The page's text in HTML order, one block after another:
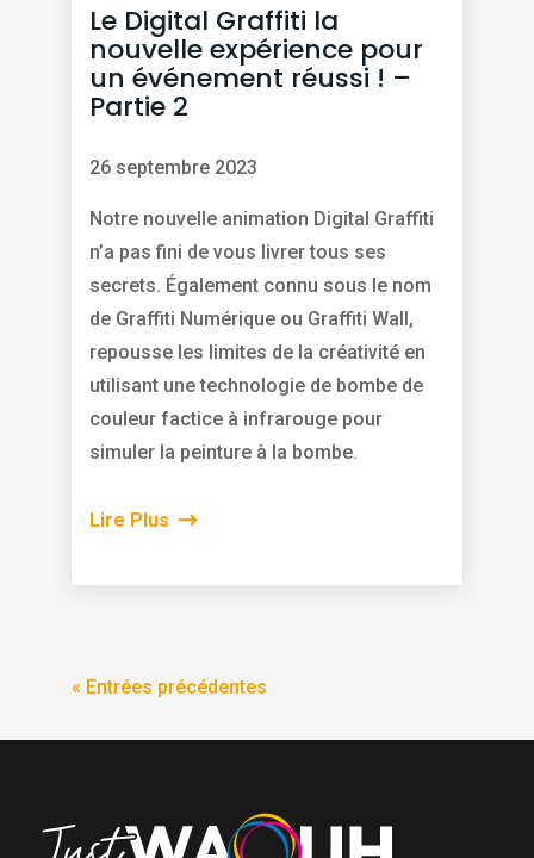
Le Digital Graffiti la
nouvelle expérience pour
un événement réussi ! –
Partie 2
26 septembre 2023
Notre nouvelle animation Digital Graffiti
n’a pas fini de vous livrer tous ses
secrets. Également connu sous le nom
de Graffiti Numérique ou Graffiti Wall,
repousse les limites de la créativité en
utilisant une technologie de bombe de
couleur factice à infrarouge pour
simuler la peinture à la bombe.
Lire Plus
« Entrées précédentes